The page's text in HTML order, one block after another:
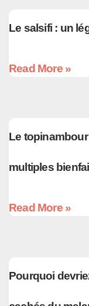
Le salsifi : un
Read More »
Le
multiples
Read More »
Pourquoi